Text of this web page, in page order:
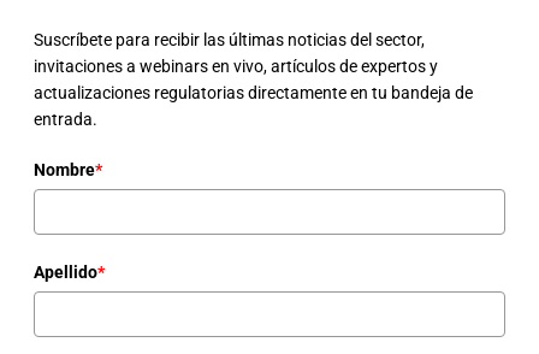
Suscríbete para recibir las últimas noticias del sector,
invitaciones a webinars en vivo, artículos de expertos y
actualizaciones regulatorias directamente en tu bandeja de
entrada.
Nombre*
Apellido*